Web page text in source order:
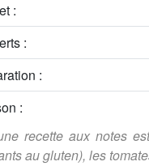
:
:
:
:
recette aux notes
au gluten), les